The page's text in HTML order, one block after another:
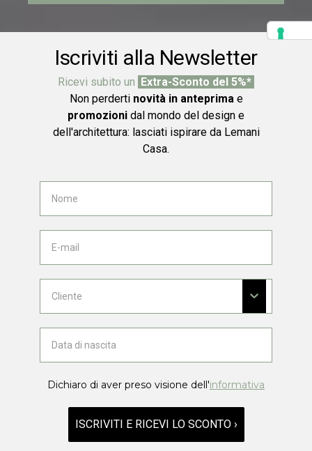
Iscriviti alla Newsletter
Ricevi subito un Extra-Sconto del 5%*
Non perderti novità in anteprimae
promozioni dal mondo del design e
dell'architettura: lasciati ispirare da Lemani
Casa.
Dichiaro di aver preso visione dell'informativa
ISCRIVITI E RICEVI LO SCONTO ›